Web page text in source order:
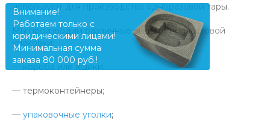
используют для производства одноразовой тары.
Мы производим различные виды пенопластовой
упаковки:
— короба или ящики;
— термоконтейнеры;
— упаковочные уголки;
Внимание!
Работаем только с
юридическими лицами!
Минимальная сумма
заказа 80 000 руб.!